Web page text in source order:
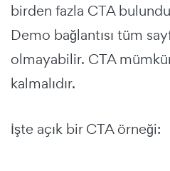
birden fazla CTA
Demo bağlantısı tüm
olmayabilir. CTA
kalmalıdır.
İşte açık bir CTA örneği: